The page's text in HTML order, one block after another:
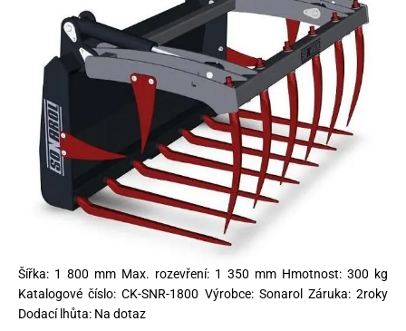
Šířka: 1 800 mm Max. rozevření: 1 350 mm Hmotnost: 300 kg
Katalogové číslo: CK-SNR-1800 Výrobce: Sonarol Záruka: 2roky
Dodací lhůta: Na dotaz